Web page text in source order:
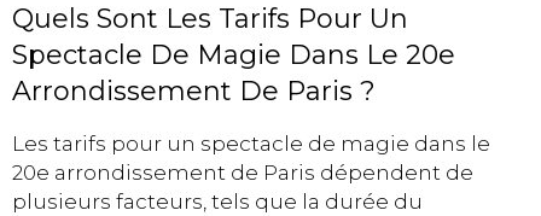
Quels Sont Les Tarifs Pour Un
Spectacle De Magie Dans Le 20e
Arrondissement De Paris ?
Les tarifs pour un spectacle de magie dans le
20e arrondissement de Paris dépendent de
plusieurs facteurs, tels que la durée du